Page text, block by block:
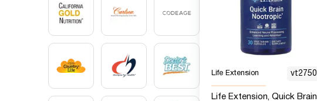
Life Extension vt2750
Life Extension, Quick Brain,